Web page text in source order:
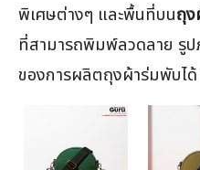
พิเศษต่างๆ และพื้นที่บนถุ
ที่สามารถพิมพ์ลวดลาย รูป
ของการผลิตถุงผ้าร่มพับไ